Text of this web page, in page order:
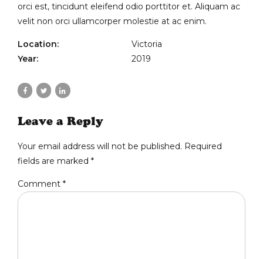
orci est, tincidunt eleifend odio porttitor et. Aliquam ac
velit non orci ullamcorper molestie at ac enim.
Location:
Victoria
Year:
2019
Leave a Reply
Your email address will not be published. Required
fields are marked *
Comment *